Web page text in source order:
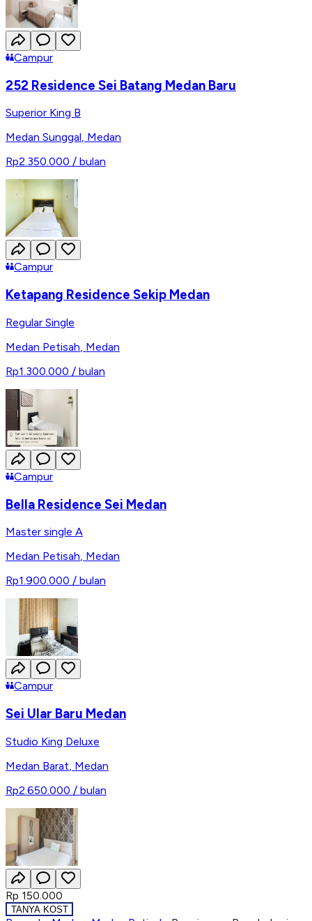
Campur
252 Residence Sei Batang Medan Baru
Superior King B
Medan Sunggal, Medan
Rp2.350.000 / bulan
Campur
Ketapang Residence Sekip Medan
Regular Single
Medan Petisah, Medan
Rp1.300.000 / bulan
Campur
Bella Residence Sei Medan
Master single A
Medan Petisah, Medan
Rp1.900.000 / bulan
Campur
Sei Ular Baru Medan
Studio King Deluxe
Medan Barat Medan
Rp2.650.000 / bulan
Rp 150.000
TANYA KOST